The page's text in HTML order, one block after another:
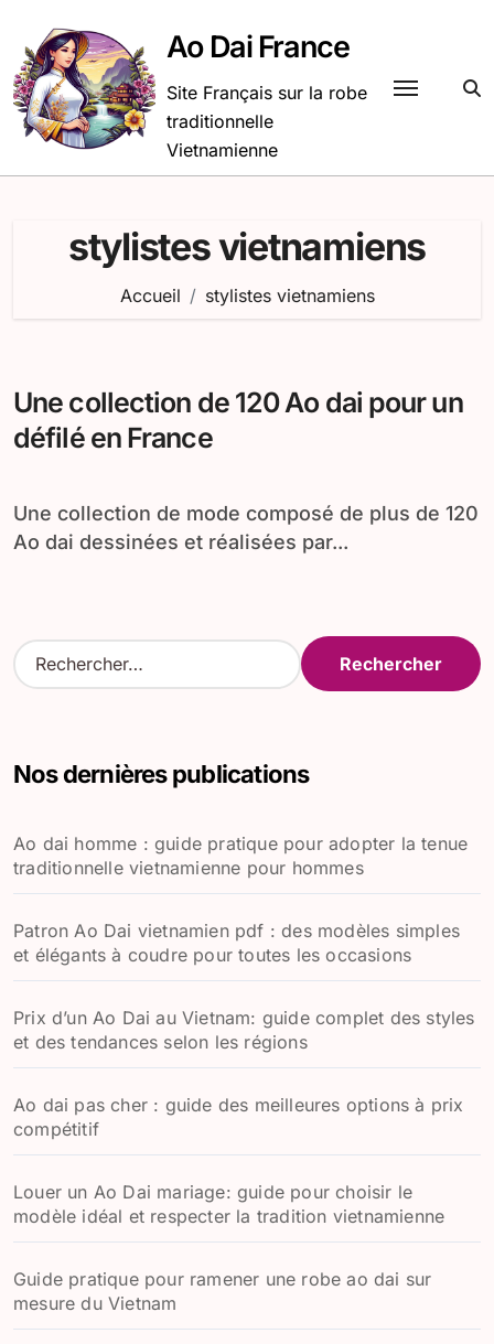
contenu
Ao Dai France
Site Français sur la robe
traditionnelle
Vietnamienne
stylistes vietnamiens
Accueil stylistes vietnamiens
Une collection de 120 Ao dai pour un
défilé en France
Une collection de mode composé de plus de 120
Ao dai dessinées et réalisées par...
R
e
r
e
r
Nos dernières publications
Ao dai homme : guide pratique pour adopter la tenue
traditionnelle vietnamienne pour hommes
Patron Ao Dai vietnamien pdf : des modèles simples
et élégants à coudre pour toutes les occasions
Prix d’un Ao Dai au Vietnam: guide complet des styles
et des tendances selon les régions
Ao dai pas cher : guide des meilleures options à prix
compétitif
Louer un Ao Dai mariage: guide pour choisir le
modèle idéal et respecter la tradition vietnamienne
Guide pratique pour ramener une robe ao dai sur
mesure du Vietnam